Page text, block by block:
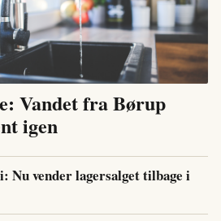
Vandet fra Børup
igen
Nu vender lagersalget tilbage i